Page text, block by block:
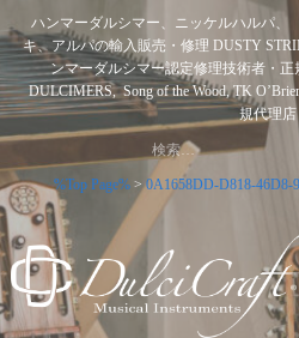
to
content
ハンマーダルシマー、ニッケルハルパ
キ、アルパの輸入販売・修理 DUSTY
ンマーダルシマー認定修理技術者
DULCIMERS, Song of the Wood, TK
規代理店
検
索:
%Top Page%>0A1658DD-D818-46D8-